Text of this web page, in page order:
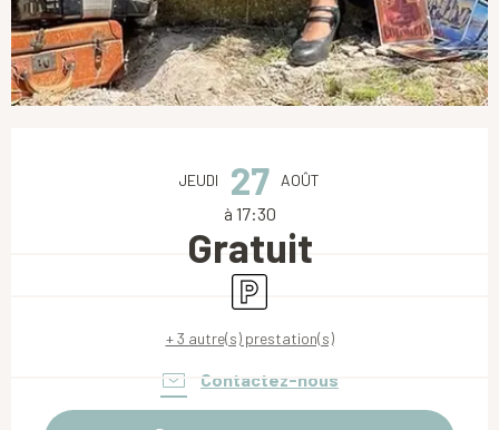
JEUDI 27 AOÛT
à 17:30
Gratuit
Parking
+ 3 autre(s) prestation(s)
Contactez-nous